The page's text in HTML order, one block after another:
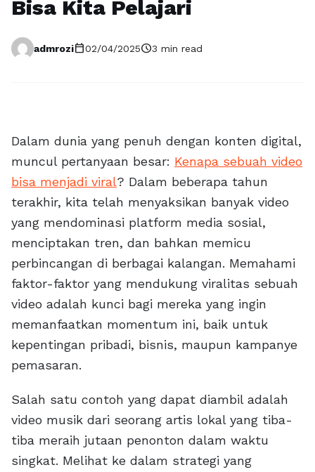
Bisa Kita Pelajari
admrozicalendar_today02/04/2025schedule3 min read
Dalam dunia yang penuh dengan konten digital,
muncul pertanyaan besar: Kenapa sebuah video
bisa menjadi viral? Dalam beberapa tahun
terakhir, kita telah menyaksikan banyak video
yang mendominasi platform media sosial,
menciptakan tren, dan bahkan memicu
perbincangan di berbagai kalangan. Memahami
faktor-faktor yang mendukung viralitas sebuah
video adalah kunci bagi mereka yang ingin
memanfaatkan momentum ini, baik untuk
kepentingan pribadi, bisnis, maupun kampanye
pemasaran.
Salah satu contoh yang dapat diambil adalah
video musik dari seorang artis lokal yang tiba-
tiba meraih jutaan penonton dalam waktu
singkat. Melihat ke dalam strategi yang